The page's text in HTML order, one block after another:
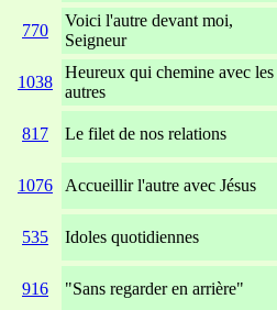
770
Voici l'autre devant moi,
Seigneur
1038
Heureux qui chemine avec les
autres
817 Le filet de nos relations
1076 Accueillir l'autre avec Jésus
535 Idoles quotidiennes
916 "Sans regarder en arrière"